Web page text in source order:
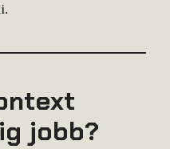
jobb?